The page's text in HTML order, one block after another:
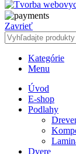
Zavrieť
Kategórie
Menu
Úvod
E-shop
Podlahy
Dvere